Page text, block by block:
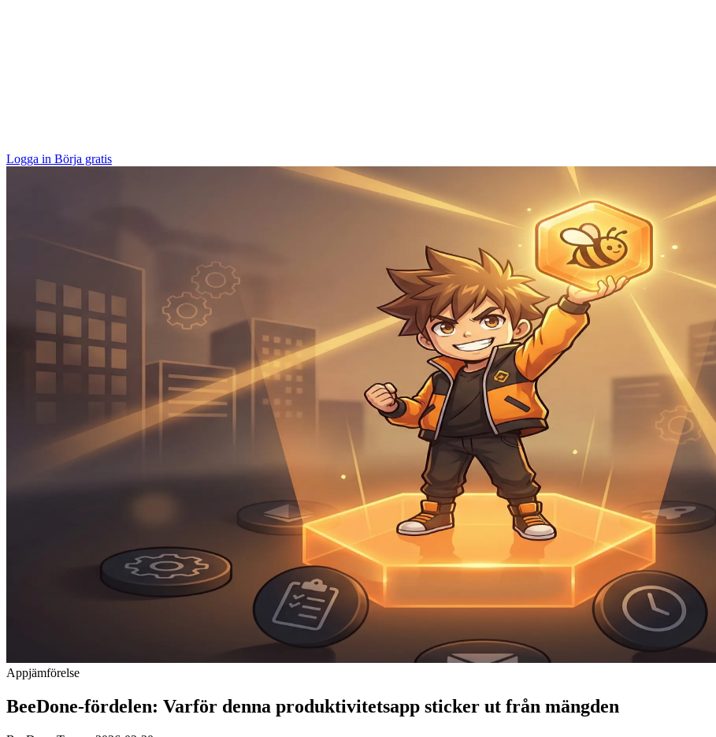
Logga in Börja gratis
Appjämförelse
BeeDone-fördelen: Varför denna produktivitetsapp sticker ut från mängden